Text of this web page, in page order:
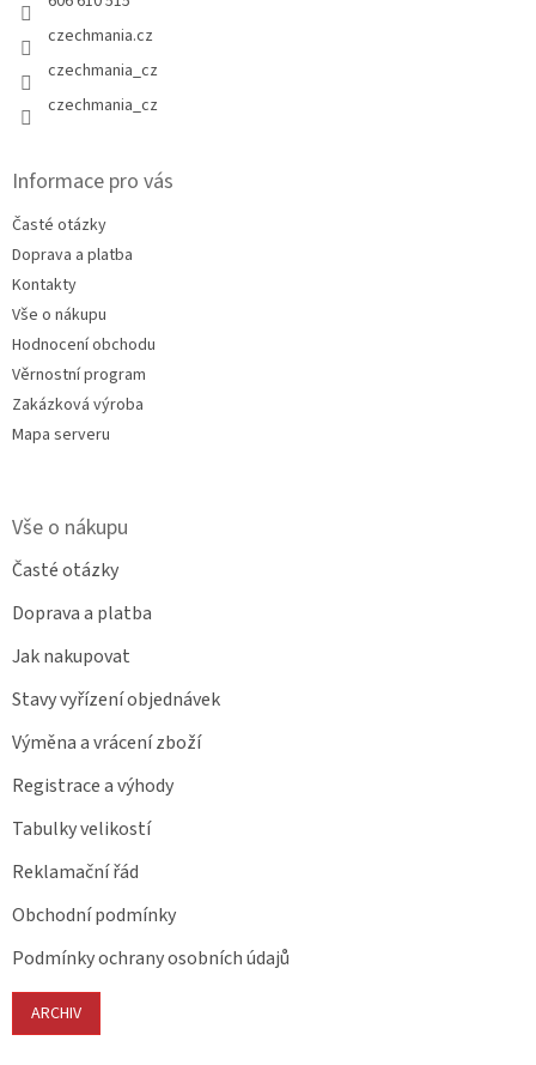
czechmania.cz
czechmania_cz
czechmania_cz
Informace pro vás
Časté otázky
Doprava a platba
Kontakty
Vše o nákupu
Hodnocení obchodu
Věrnostní program
Zakázková výroba
Mapa serveru
Vše o nákupu
Časté otázky
Doprava a platba
Jak nakupovat
Stavy vyřízení objednávek
Výměna a vrácení zboží
Registrace a výhody
Tabulky velikostí
Reklamační řád
Obchodní podmínky
Podmínky ochrany osobních údajů
ARCHIV